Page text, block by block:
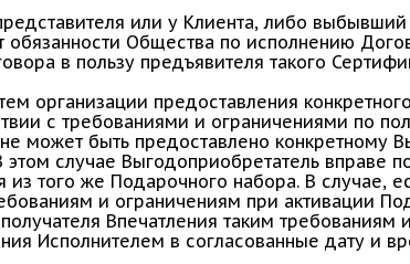
или у Клиента, либо
Общества по исполнению
в пользу предъявителя такого
организации предоставления
с требованиями и ограничениями по
может быть предоставлено конкретному
случае Выгодоприобретатель вправе
того же Подарочного набора. В случае,
и ограничениям при активации
Впечатления таким требованиям
Исполнителем в согласованные дату и